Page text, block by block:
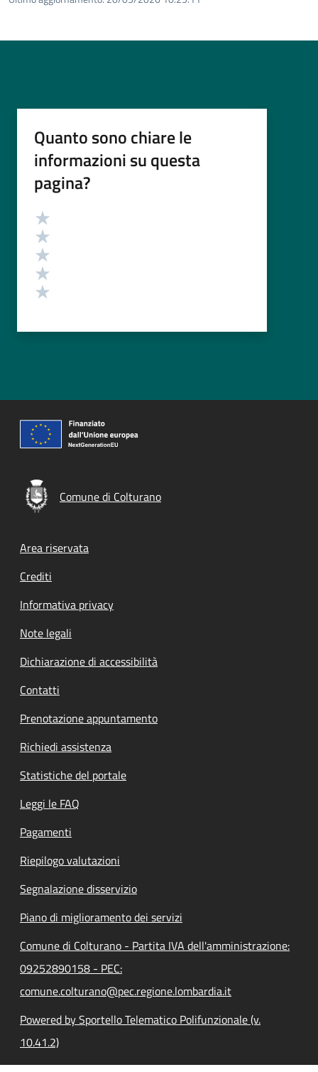
Quanto sono chiare le
informazioni su questa
pagina?
Valutazione
Comune di Colturano
Footer menu
Area riservata
Crediti
Informativa privacy
Note legali
Dichiarazione di accessibilità
Contatti
Prenotazione appuntamento
Richiedi assistenza
Statistiche del portale
Leggi le FAQ
Pagamenti
Riepilogo valutazioni
Segnalazione disservizio
Piano di miglioramento dei servizi
Comune di Colturano - Partita IVA dell'amministrazione:
09252890158 - PEC:
comune.colturano@pec.regione.lombardia.it
Powered by Sportello Telematico Polifunzionale (v.
10.41.2)